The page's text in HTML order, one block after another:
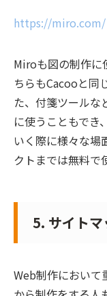
https://miro.com/
Miroも図の制作に
ちらもCacooと同
た、付箋ツールな
に使うこともでき
いく際に様々な場
クトまでは無料で
5. サイト
Web制作において